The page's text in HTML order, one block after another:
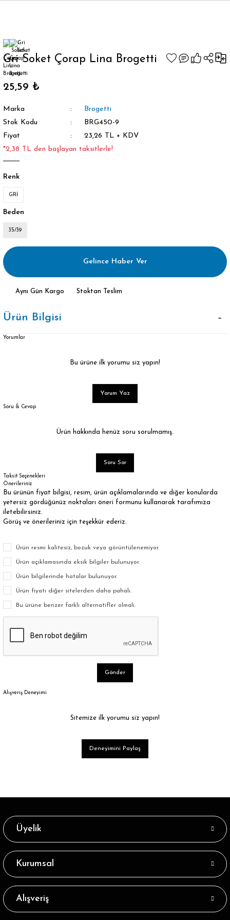
Gri Soket Çorap Lina Brogetti
25,59 ₺
Marka
Brogetti
Stok Kodu
BRG450-9
Fiyat
23,26 TL + KDV
*2,38 TL den başlayan taksitlerle!
Renk
GRİ
Beden
35/39
Gelince Haber Ver
Aynı Gün Kargo Stoktan Teslim
Ürün Bilgisi
Yorumlar
Bu ürüne ilk yorumu siz yapın!
Yorum Yaz
Soru & Cevap
Ürün hakkında henüz soru sorulmamış.
Soru Sor
Taksit Seçenekleri
Önerileriniz
Bu ürünün fiyat bilgisi, resim, ürün açıklamalarında ve diğer konularda
yetersiz gördüğünüz noktaları öneri formunu kullanarak tarafımıza
iletebilirsiniz.
Görüş ve önerileriniz için teşekkür ederiz.
Ürün resmi kalitesiz, bozuk veya görüntülenemiyor.
Ürün açıklamasında eksik bilgiler bulunuyor.
Ürün bilgilerinde hatalar bulunuyor.
Ürün fiyatı diğer sitelerden daha pahalı.
Bu ürüne benzer farklı alternatifler olmalı.
Gönder
Alışveriş Deneyimi
Sitemize ilk yorumu siz yapın!
Deneyimini Paylaş
Üyelik
Kurumsal
Alışveriş